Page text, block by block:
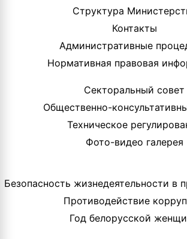
Структура
Контакты
Административные
Нормативная правовая
Секторальный совет
Общественно-
Техническое
Фото-видео галерея
Безопасность жизнедеятельности в
Противодействие
Год белорусской